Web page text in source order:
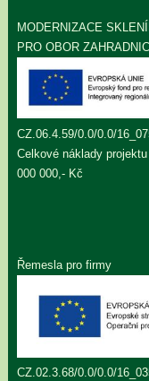
MODERNIZACE
PRO OBOR
CZ.06.4.59/0.0/0.0/
Celkové náklady
000 000,- Kč
Řemesla pro firmy
CZ.02.3.68/0.0/0.0/